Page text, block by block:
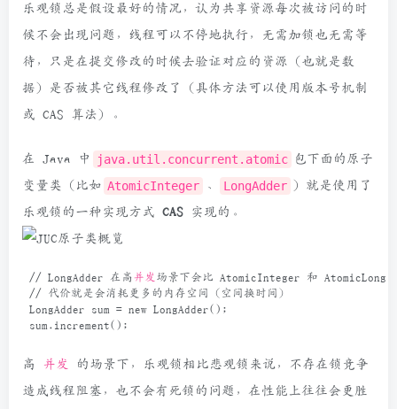
乐观锁总是假设最好的情况，认为共享资源每次被访问的时
候不会出现问题，线程可以不停地执行，无需加锁也无需等
待，只是在提交修改的时候去验证对应的资源（也就是数
据）是否被其它线程修改了（具体方法可以使用版本号机制
或 CAS 算法）。
在 Java 中 java.util.concurrent.atomic 包下面的原子
变量类（比如 AtomicInteger 、 LongAdder ）就是使用了
乐观锁的一种实现方式 CAS 实现的。
// LongAdder 在高 并发 场景下会比 AtomicInteger 和 AtomicLong
// 代价就是会消耗更多的内存空间（空间换时间）
LongAdder
sum = new LongAdder();
sum . increment();
高 并发
的场景下，乐观锁相比悲观锁来说，不存在锁竞争
造成线程阻塞，也不会有死锁的问题，在性能上往往会更胜